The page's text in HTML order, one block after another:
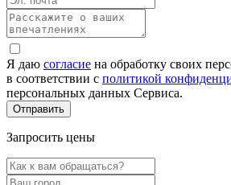
Я даю согласие на обработку своих
в соответствии с политикой
персональных данных Сервиса.
Запросить цены